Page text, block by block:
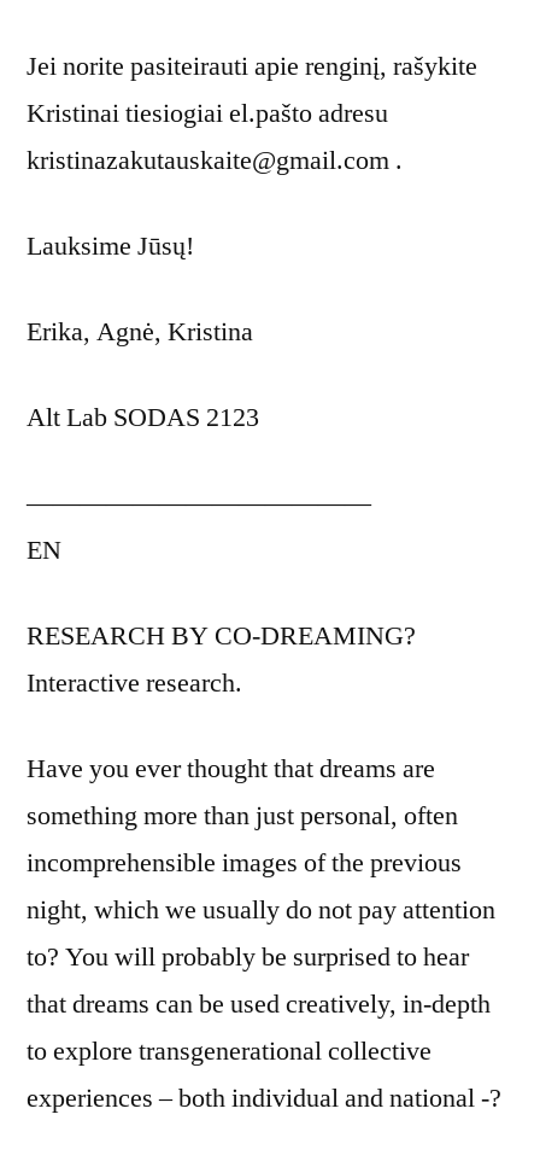
Jei norite pasiteirauti apie renginį, rašykite
Kristinai tiesiogiai el.pašto adresu
kristinazakutauskaite@gmail.com .
Lauksime Jūsų!
Erika, Agnė, Kristina
Alt Lab SODAS 2123
—————————————
EN
RESEARCH BY CO-DREAMING?
Interactive research.
Have you ever thought that dreams are
something more than just personal, often
incomprehensible images of the previous
night, which we usually do not pay attention
to? You will probably be surprised to hear
that dreams can be used creatively, in-depth
to explore transgenerational collective
experiences – both individual and national -?